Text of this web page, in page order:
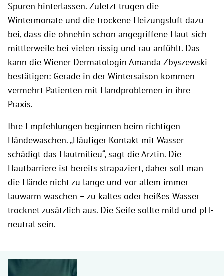
Spuren hinterlassen. Zuletzt trugen die
Wintermonate und die trockene Heizungsluft dazu
bei, dass die ohnehin schon angegriffene Haut sich
mittlerweile bei vielen rissig und rau anfühlt. Das
kann die Wiener Dermatologin Amanda Zbyszewski
bestätigen: Gerade in der Wintersaison kommen
vermehrt Patienten mit Handproblemen in ihre
Praxis.
Ihre Empfehlungen beginnen beim richtigen
Händewaschen. „Häufiger Kontakt mit Wasser
schädigt das Hautmilieu“, sagt die Ärztin. Die
Hautbarriere ist bereits strapaziert, daher soll man
die Hände nicht zu lange und vor allem immer
lauwarm waschen – zu kaltes oder heißes Wasser
trocknet zusätzlich aus. Die Seife sollte mild und pH-
neutral sein.